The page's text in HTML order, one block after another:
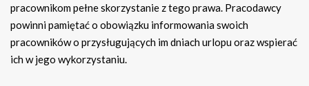
pracownikom pełne skorzystanie z tego prawa. Pracodawcy
powinni pamiętać o obowiązku informowania swoich
pracowników o przysługujących im dniach urlopu oraz wspierać
ich w jego wykorzystaniu.